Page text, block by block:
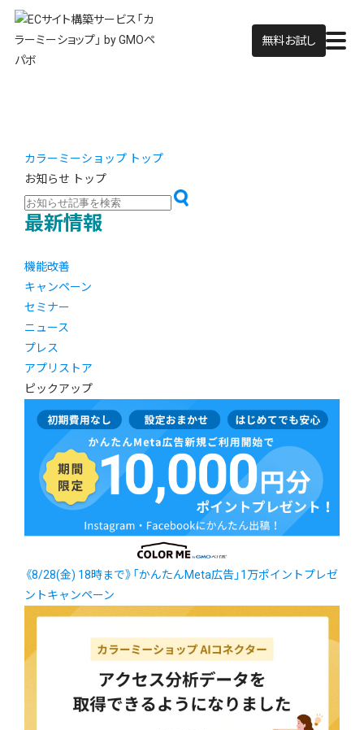
無料お試し
カラーミーショップ トップ
お知らせ トップ
最新情報
機能改善
キャンペーン
セミナー
ニュース
プレス
アプリストア
ピックアップ
《8/28(金) 18時まで》「かんたんMeta広告」1万ポイントプレゼ
ントキャンペーン